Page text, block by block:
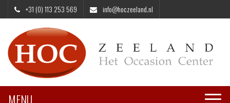
+31 (0) 113 253 569 info@hoczeeland.nl
Toggle
MENU